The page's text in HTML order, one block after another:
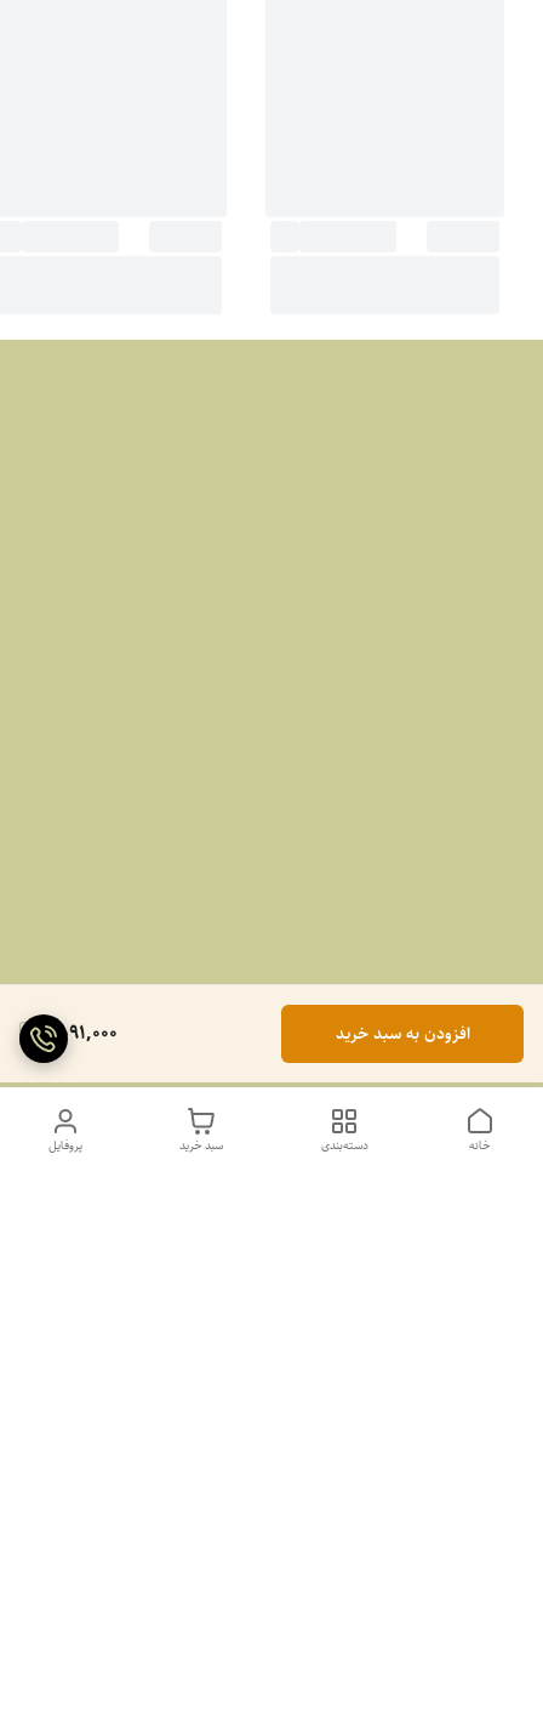
2,091,000 افزودن به سبد خرید
پروفایل سبد خرید دسته‌بندی خانه